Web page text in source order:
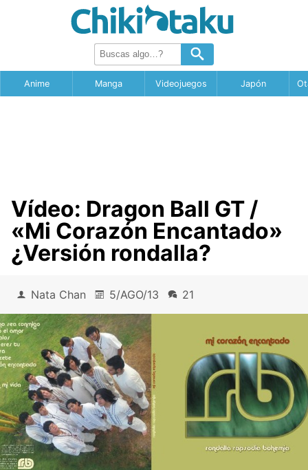
Anime Manga Videojuegos Japón
Vídeo: Dragon Ball GT /
«Mi Corazón Encantado»
¿Versión rondalla?
Nata Chan 5/AGO/13 21